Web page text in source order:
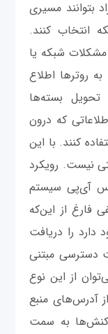
بتوانند مسیری
انتخاب کنند.
مشکلات شبکه یا
ازدحام را دور بزنند. مسیریابی منبع IP به روترها اطلاع
بسته‌ها
که درون
کنند. با این
نیست. رویکرد
آی‌پی سیستم
فارغ از این‌که
را دریافت
دسترسی مبتنی
از این نوع
آدرس‌های منبع
به سمت